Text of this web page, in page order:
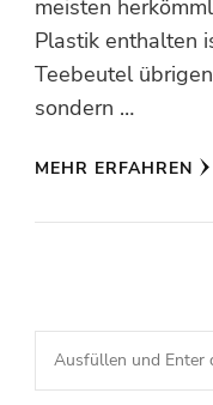
meisten
Plastik enthalten
Teebeutel
sondern …
MEHR ERFAHREN
Suchst
du